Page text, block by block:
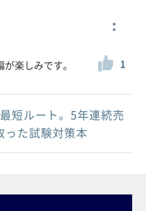
楽しみです。 1
短ルート。5年連続売
った試験対策本